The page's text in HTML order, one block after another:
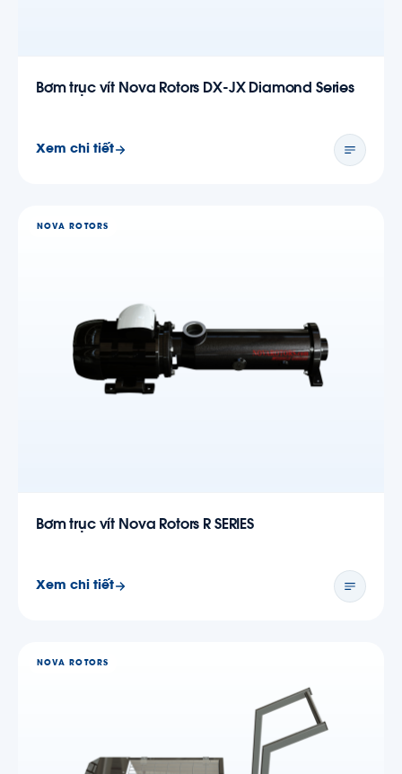
Bơm trục vít Nova Rotors DX-JX Diamond Series
Xem chi tiết
NOVA ROTORS
Bơm trục vít Nova Rotors R SERIES
Xem chi tiết
NOVA ROTORS